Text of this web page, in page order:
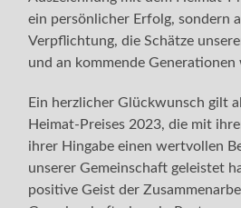
ein persönlicher Erfolg, sondern
Verpflichtung, die Schätze
und an kommende Generationen
Ein herzlicher Glückwunsch gilt
Heimat-Preises 2023, die mit
ihrer Hingabe einen wertvollen
unserer Gemeinschaft geleistet
positive Geist der